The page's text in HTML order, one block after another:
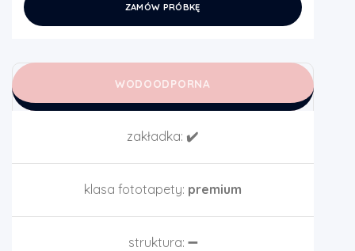
ZAMÓW PRÓBKĘ
WODOODPORNA
zakładka: ✔️
klasa fototapety: premium
struktura: ➖